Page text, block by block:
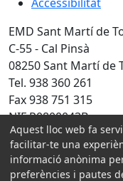
EMD Sant Martí de
C-55 - Cal Pinsà
08250 Sant Martí de
Tel. 938 360 261
Fax 938 751 315
NIF P0800043B
Amb la col·laboració
Aquest lloc web fa
facilitar-te una
informació anònima
preferències i pautes